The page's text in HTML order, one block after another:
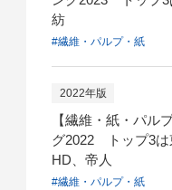
紡
#繊維・パルプ・紙
2022年版
【繊維・紙・パル
グ2022 トップ3は
HD、帝人
#繊維・パルプ・紙